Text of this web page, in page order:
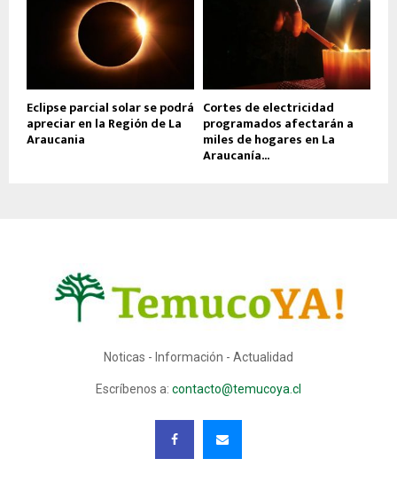
Eclipse parcial solar se podrá
apreciar en la Región de La
Araucania
Cortes de electricidad
programados afectarán a
miles de hogares en La
Araucanía...
Noticas - Información - Actualidad
Escríbenos a: contacto@temucoya.cl